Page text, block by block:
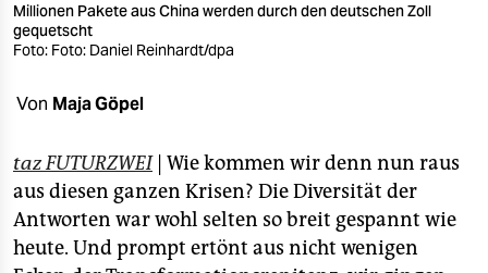
abo
epaper login
Millionen Pakete aus China werden durch den deutschen Zoll
gequetscht
Foto: Foto: Daniel Reinhardt/dpa
Von Maja Göpel
taz FUTURZWEI| Wie kommen wir denn nun raus
aus diesen ganzen Krisen? Die Diversität der
Antworten war wohl selten so breit gespannt wie
heute. Und prompt ertönt aus nicht wenigen